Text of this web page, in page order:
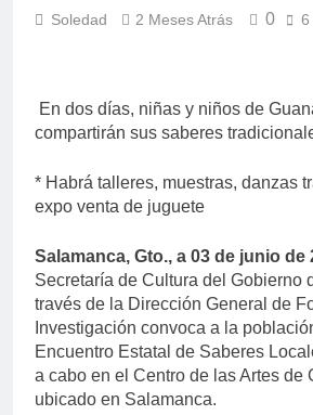
Soledad 2 Meses Atrás 0 6
En dos días, niñas y niños de
compartirán sus saberes
* Habrá talleres, muestras, danzas
expo venta de juguete
Salamanca, Gto., a 03 de junio de
Secretaría de Cultura del Gobierno
través de la Dirección General de
Investigación convoca a la
Encuentro Estatal de Saberes
a cabo en el Centro de las Artes de
ubicado en Salamanca.